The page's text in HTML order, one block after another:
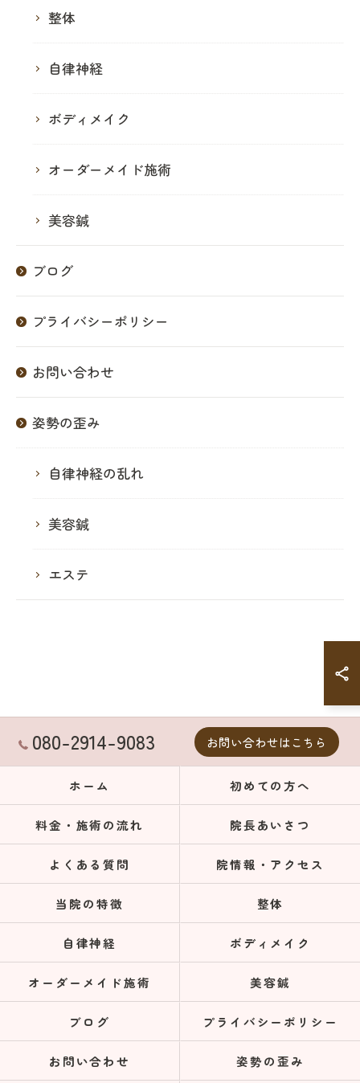
整体
自律神経
ボディメイク
オーダーメイド施術
美容鍼
ブログ
プライバシーポリシー
お問い合わせ
姿勢の歪み
自律神経の乱れ
美容鍼
エステ
080-2914-9083 お問い合わせはこちら
ホーム 初めての方へ
料金・施術の流れ 院長あいさつ
よくある質問 院情報・アクセス
当院の特徴 整体
自律神経 ボディメイク
オーダーメイド施術 美容鍼
ブログ プライバシーポリシー
お問い合わせ 姿勢の歪み